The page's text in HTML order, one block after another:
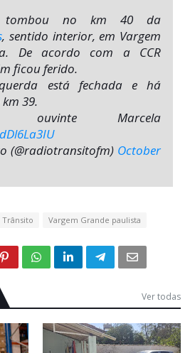
tombou no km 40 da
, sentido interior, em Vargem
De acordo com a CCR
ficou ferido.
está fechada e há
39.
Marcela
(@radiotransitofm) October
Trânsito Vargem Grande paulista
Ver todas